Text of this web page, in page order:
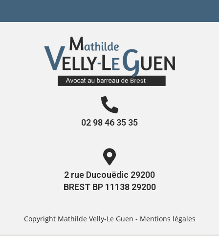
02 98 46 35 35
2 rue Ducouëdic 29200
BREST BP 11138 29200
Copyright Mathilde Velly-Le Guen - Mentions légales